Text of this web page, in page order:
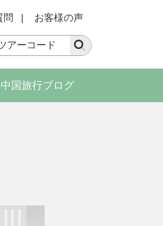
問 | お客様の声
中国旅行ブログ